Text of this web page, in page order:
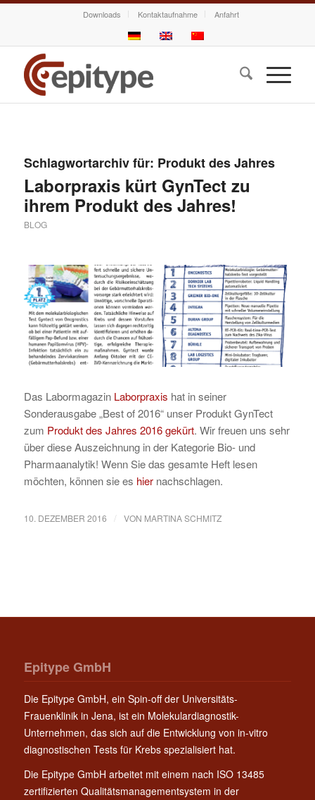
Downloads Kontaktaufnahme Anfahrt
Schlagwortarchiv für: Produkt des Jahres
Laborpraxis kürt GynTect zu
ihrem Produkt des Jahres!
BLOG
Das Labormagazin Laborpraxis hat in seiner
Sonderausgabe „Best of 2016“ unser Produkt GynTect
zum Produkt des Jahres 2016 gekürt. Wir freuen uns sehr
über diese Auszeichnung in der Kategorie Bio- und
Pharmaanalytik! Wenn Sie das gesamte Heft lesen
möchten, können sie es hiernachschlagen.
10. DEZEMBER 2016 / VON MARTINA SCHMITZ
Epitype GmbH
Die Epitype GmbH, ein Spin-off der Universitäts-
Frauenklinik in Jena, ist ein Molekulardiagnostik-
Unternehmen, das sich auf die Entwicklung von in-vitro
diagnostischen Tests für Krebs spezialisiert hat.
Die Epitype GmbH arbeitet mit einem nach ISO 13485
zertifizierten Qualitätsmanagementsystem in der